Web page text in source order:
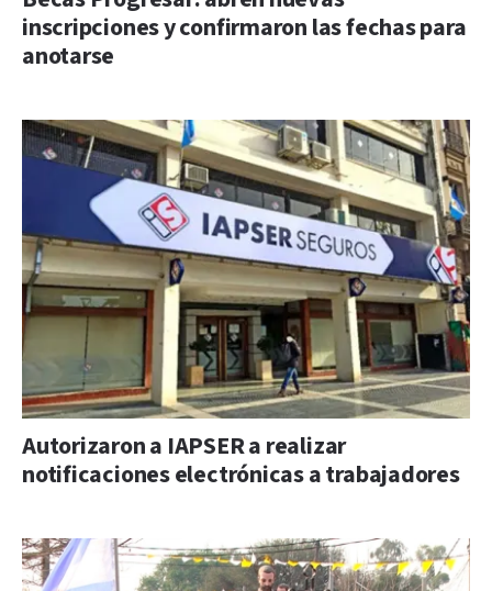
inscripciones y confirmaron las fechas para
anotarse
Autorizaron a IAPSER a realizar
notificaciones electrónicas a trabajadores